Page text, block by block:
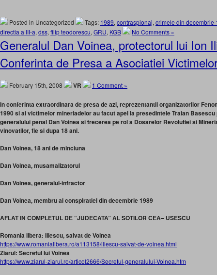
Posted in Uncategorized Tags: 1989, contraspionaj, crimele din decembrie
directia a III-a, dss, filip teodorescu, GRU, KGB No Comments »
Generalul Dan Voinea, protectorul lui Ion
Conferinta de Presa a Asociatiei
February 15th, 2008 VR 1 Comment »
In conferinta extraordinara de presa de azi, reprezentantii organizatorilor
1990 si ai victimelor mineriadelor au facut apel la presedintele Traian
generalului penal Dan Voinea si trecerea pe rol a Dosarelor Revolutiei si
vinovatilor, fie si dupa 18 ani.
Dan Voinea, 18 ani de minciuna
Dan Voinea, musamalizatorul
Dan Voinea, generalul-infractor
Dan Voinea, membru al conspiratiei din decembrie 1989
AFLAT IN COMPLETUL DE “JUDECATA” AL SOTILOR CEA– USESCU
Romania libera: Iliescu, salvat de Voinea
https://www.romanialibera.ro/a113158/iliescu-salvat-de-voinea.html
Ziarul: Secretul lui Voinea
https://www.ziarul-ziarul.ro/articol2666/Secretul-generalului-Voinea.htm